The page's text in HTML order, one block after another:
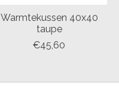
Warmtekussen 40x40
taupe
€45,60